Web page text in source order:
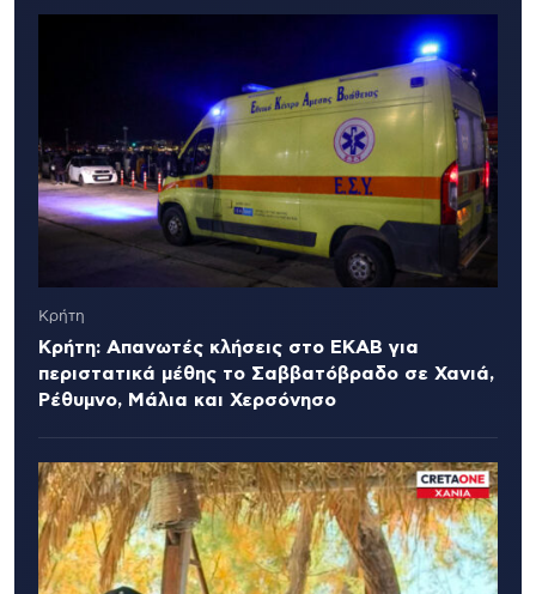
Κρήτη
Κρήτη: Απανωτές κλήσεις στο ΕΚΑΒ για
περιστατικά μέθης το Σαββατόβραδο σε Χανιά,
Ρέθυμνο, Μάλια και Χερσόνησο